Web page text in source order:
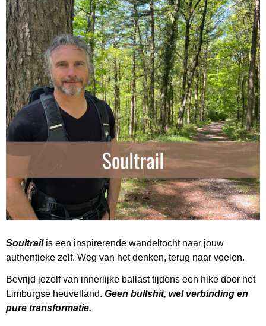
Soultrailis een inspirerende wandeltocht naar jouw
authentieke zelf. Weg van het denken, terug naar voelen.
Bevrijd jezelf van innerlijke ballast tijdens een hike door het
Limburgse heuvelland. Geen bullshit, wel verbinding en
pure transformatie.